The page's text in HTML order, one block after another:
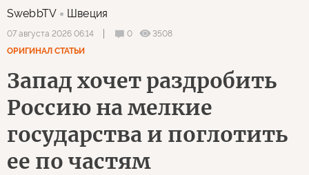
SwebbTV Швеция
07 августа 2026 06:14 0
3508
ОРИГИНАЛ СТАТЬИ
Запад хочет раздробить
Россию на мелкие
государства и поглотить
ее по частям